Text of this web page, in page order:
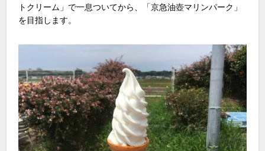
トクリーム」で一息ついてから、「京急油壺マリンパーク」
を目指します。